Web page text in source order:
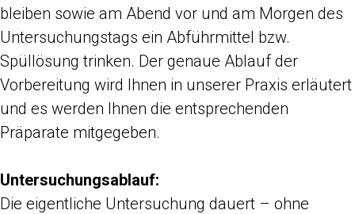
bleiben sowie am Abend vor und am Morgen des
Untersuchungstags ein Abführmittel bzw.
Spüllösung trinken. Der genaue Ablauf der
Vorbereitung wird Ihnen in unserer Praxis erläutert
und es werden Ihnen die entsprechenden
Präparate mitgegeben.
Untersuchungsablauf:
Die eigentliche Untersuchung dauert – ohne